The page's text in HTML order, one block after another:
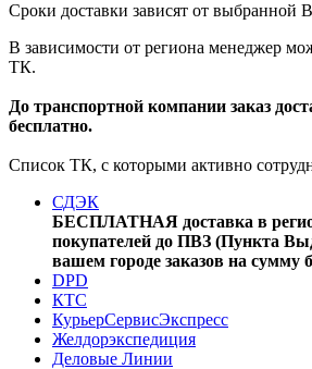
Сроки доставки зависят от выбранной
В зависимости от региона менеджер
ТК.
До транспортной компании заказ
бесплатно.
Список ТК, с которыми активно
СДЭК
БЕСПЛАТНАЯ доставка в
покупателей до ПВЗ (Пункта
вашем городе заказов на сумму
DPD
КТС
КурьерСервисЭкспресс
Желдорэкспедиция
Деловые Линии